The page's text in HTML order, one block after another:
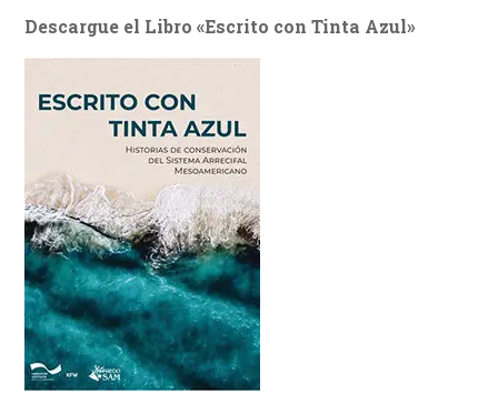
Descargue el Libro «Escrito con Tinta Azul»